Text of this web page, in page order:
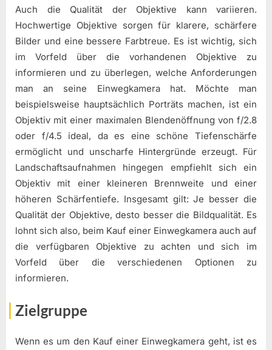
Auch die Qualität der Objektive kann variieren.
Hochwertige Objektive sorgen für klarere, schärfere
Bilder und eine bessere Farbtreue. Es ist wichtig, sich
im Vorfeld über die vorhandenen Objektive zu
informieren und zu überlegen, welche Anforderungen
man an seine Einwegkamera hat. Möchte man
beispielsweise hauptsächlich Porträts machen, ist ein
Objektiv mit einer maximalen Blendenöffnung von f/2.8
oder f/4.5 ideal, da es eine schöne Tiefenschärfe
ermöglicht und unscharfe Hintergründe erzeugt. Für
Landschaftsaufnahmen hingegen empfiehlt sich ein
Objektiv mit einer kleineren Brennweite und einer
höheren Schärfentiefe. Insgesamt gilt: Je besser die
Qualität der Objektive, desto besser die Bildqualität. Es
lohnt sich also, beim Kauf einer Einwegkamera auch auf
die verfügbaren Objektive zu achten und sich im
Vorfeld über die verschiedenen Optionen zu
informieren.
Zielgruppe
Wenn es um den Kauf einer Einwegkamera geht, ist es